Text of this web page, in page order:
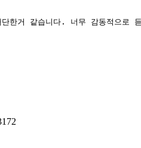
한거 같습니다. 너무 감동적으로